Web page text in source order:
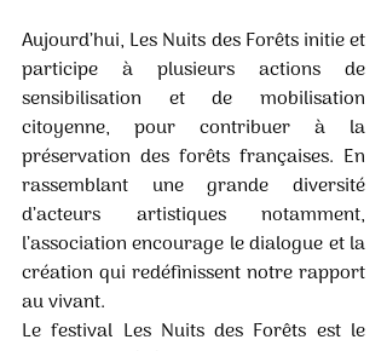
Aujourd’hui, Les Nuits des Forêts initie et
participe à plusieurs actions de
sensibilisation et de mobilisation
citoyenne, pour contribuer à la
préservation des forêts françaises. En
rassemblant une grande diversité
d’acteurs artistiques notamment,
l’association encourage le dialogue et la
création qui redéfinissent notre rapport
au vivant.
Le festival Les Nuits des Forêts est le